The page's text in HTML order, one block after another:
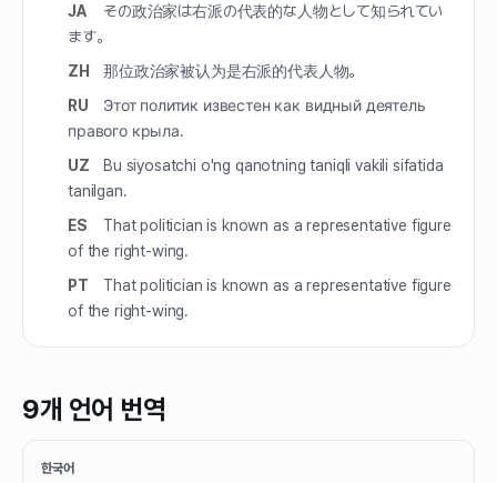
JA
その政治家は右派の代表的な人物として知られてい
ます。
ZH
那位政治家被认为是右派的代表人物。
RU
Этот политик известен как видный деятель
правого крыла.
UZ
Bu siyosatchi o'ng qanotning taniqli vakili sifatida
tanilgan.
ES
That politician is known as a representative figure
of the right-wing.
PT
That politician is known as a representative figure
of the right-wing.
9개 언어 번역
한국어